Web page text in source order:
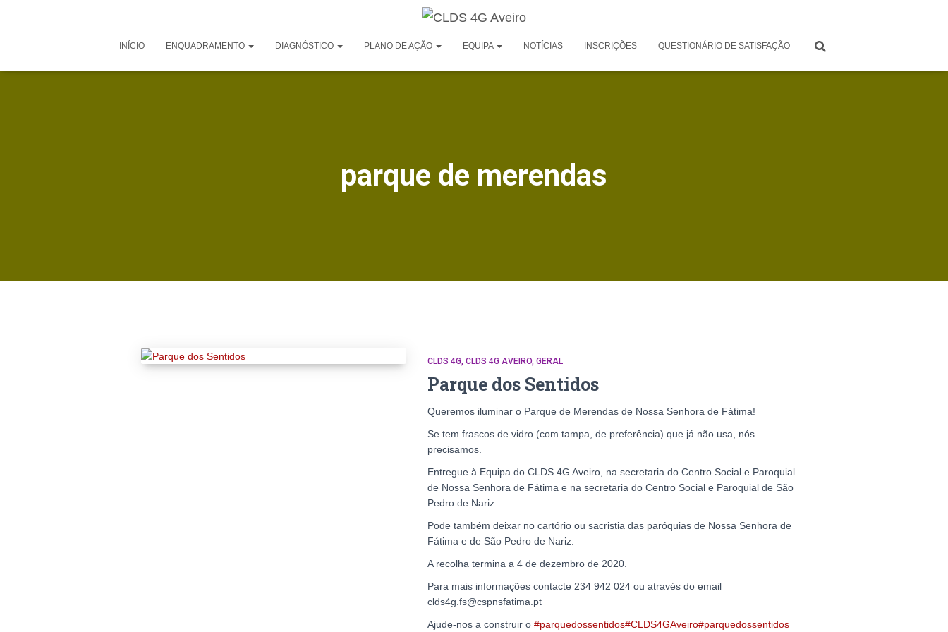
INÍCIO ENQUADRAMENTO DIAGNÓSTICO PLANO DE AÇÃO EQUIPA NOTÍCIAS INSCRIÇÕES QUESTIONÁRIO DE SATISFAÇÃO
parque de merendas
CLDS 4G CLDS 4G AVEIRO GERAL
Parque dos Sentidos
Queremos iluminar o Parque de Merendas de Nossa Senhora de Fátima!
Se tem frascos de vidro (com tampa, de preferência) que já não usa, nós
precisamos.
Entregue à Equipa do CLDS 4G Aveiro, na secretaria do Centro Social e Paroquial
de Nossa Senhora de Fátima e na secretaria do Centro Social e Paroquial de São
Pedro de Nariz.
Pode também deixar no cartório ou sacristia das paróquias de Nossa Senhora de
Fátima e de São Pedro de Nariz.
A recolha termina a 4 de dezembro de 2020.
Para mais informações contacte 234 942 024 ou através do email
clds4g.fs@cspnsfatima.pt
Ajude-nos a construir o #parquedossentidos#CLDS4GAveiro#parquedossentidos